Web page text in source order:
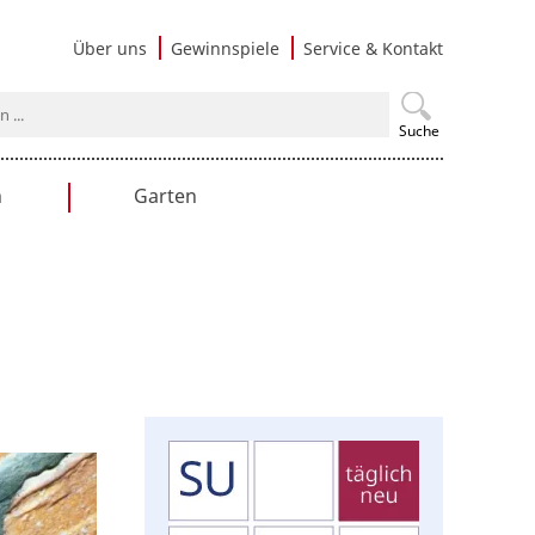
Über uns Gewinnspiele Service & Kontakt
Suche
Garten